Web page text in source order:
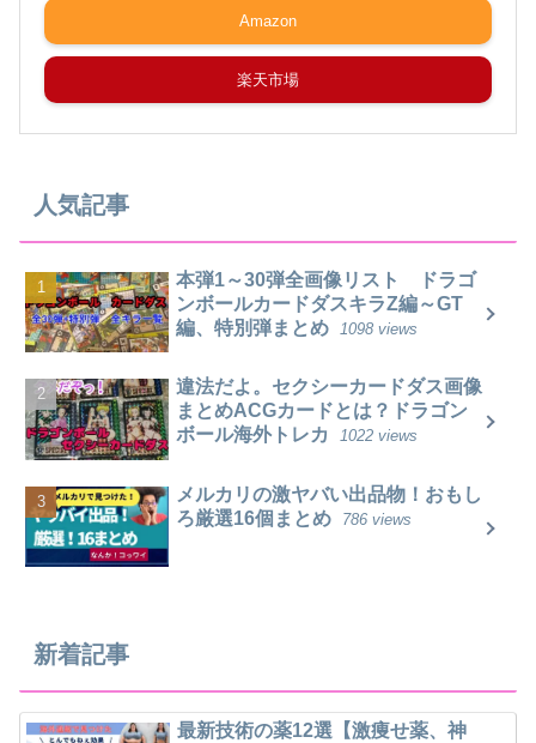
Amazon
楽天市場
人気記事
本弾1～30弾全画像リスト ドラゴ
ンボールカードダスキラZ編～GT
編、特別弾まとめ
1098 views
違法だよ。セクシーカードダス画像
まとめACGカードとは？ドラゴン
ボール海外トレカ
1022 views
メルカリの激ヤバい出品物！おもし
ろ厳選16個まとめ
786 views
新着記事
最新技術の薬12選【激痩せ薬、神